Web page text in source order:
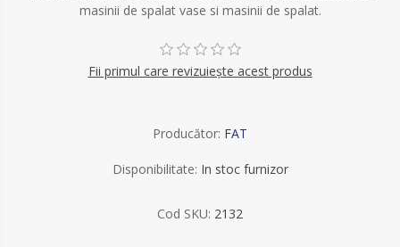
masinii de spalat vase si masinii de spalat.
Fii primul care revizuiește acest produs
Producător: FAT
Disponibilitate: In stoc furnizor
Cod SKU: 2132